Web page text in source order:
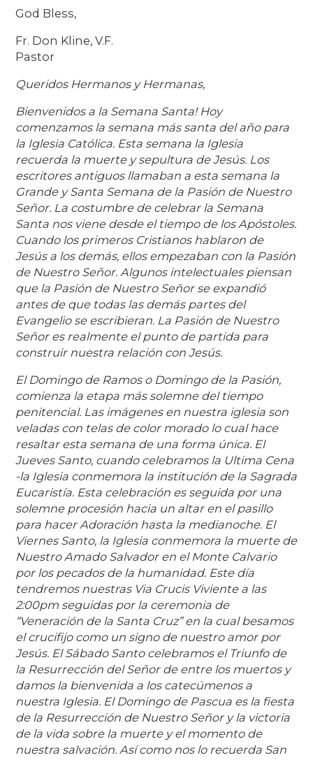
God Bless,
Fr. Don Kline, V.F.
Pastor
Queridos Hermanos y Hermanas,
Bienvenidos a la Semana Santa! Hoy
comenzamos la semana más santa del año para
la Iglesia Católica. Esta semana la Iglesia
recuerda la muerte y sepultura de Jesús. Los
escritores antiguos llamaban a esta semana la
Grande y Santa Semana de la Pasión de Nuestro
Señor. La costumbre de celebrar la Semana
Santa nos viene desde el tiempo de los Apóstoles.
Cuando los primeros Cristianos hablaron de
Jesús a los demás, ellos empezaban con la Pasión
de Nuestro Señor. Algunos intelectuales piensan
que la Pasión de Nuestro Señor se expandió
antes de que todas las demás partes del
Evangelio se escribieran. La Pasión de Nuestro
Señor es realmente el punto de partida para
construir nuestra relación con Jesús.
El Domingo de Ramos o Domingo de la Pasión,
comienza la etapa más solemne del tiempo
penitencial. Las imágenes en nuestra iglesia son
veladas con telas de color morado lo cual hace
resaltar esta semana de una forma única. El
Jueves Santo, cuando celebramos la Ultima Cena
-la Iglesia conmemora la institución de la Sagrada
Eucaristía. Esta celebración es seguida por una
solemne procesión hacia un altar en el pasillo
para hacer Adoración hasta la medianoche. El
Viernes Santo, la Iglesia conmemora la muerte de
Nuestro Amado Salvador en el Monte Calvario
por los pecados de la humanidad. Este día
tendremos nuestras Via Crucis Viviente a las
2:00pm seguidas por la ceremonia de
“Veneración de la Santa Cruz” en la cual besamos
el crucifijo como un signo de nuestro amor por
Jesús. El Sábado Santo celebramos el Triunfo de
la Resurrección del Señor de entre los muertos y
damos la bienvenida a los catecúmenos a
nuestra Iglesia. El Domingo de Pascua es la fiesta
de la Resurrección de Nuestro Señor y la victoria
de la vida sobre la muerte y el momento de
nuestra salvación. Así como nos lo recuerda San